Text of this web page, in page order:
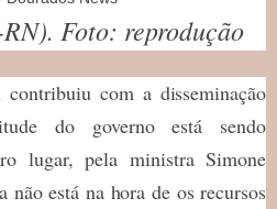
Foto: reprodução
com a disseminação
do governo está sendo
lugar, pela ministra Simone
não está na hora de os recursos